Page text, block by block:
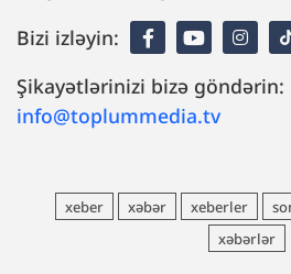
Bizi izləyin:
Şikayətlərinizi bizə göndərin:
info@toplummedia.tv
xeber xəbər xeberler
xəbərlər